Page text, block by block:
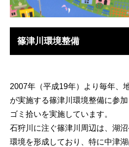
篠津川環境整備
2007年（平成19年）より毎年、
が実施する篠津川環境整備に参
ゴミ拾いを実施しています。
石狩川に注ぐ篠津川周辺は、湖
環境を形成しており、特に中津